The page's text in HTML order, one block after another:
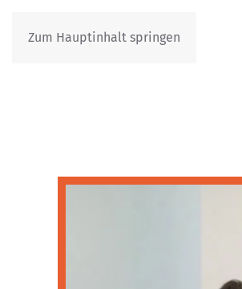
Zum Hauptinhalt springen